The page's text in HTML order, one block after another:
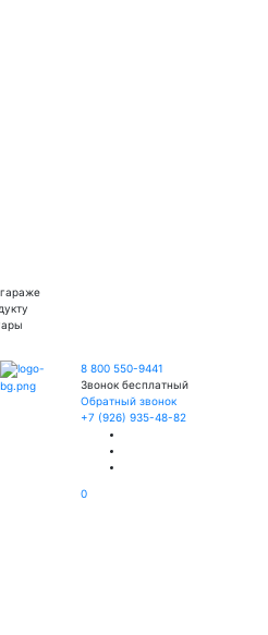
8 800 550-9441
Звонок бесплатный
Обратный звонок
+7 (926) 935-48-82
0